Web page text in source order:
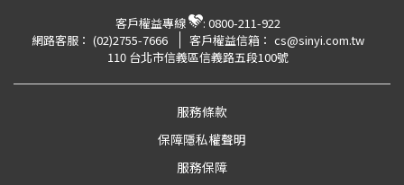
客戶權益專線 : 0800-211-922
網路客服： (02)2755-7666 客戶權益信箱： cs@sinyi.com.tw
110 台北市信義區信義路五段100號
服務條款
保障隱私權聲明
服務保障